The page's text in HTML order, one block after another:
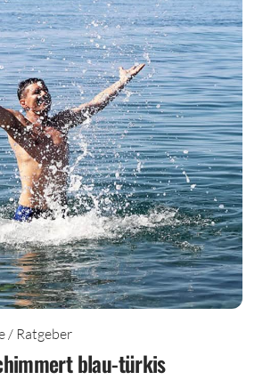
/ Ratgeber
blau-türkis